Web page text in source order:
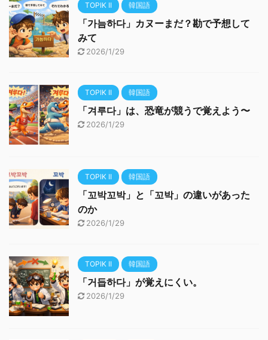
TOPIK II 韓国語
「가늠하다」カヌーまだ？勘で予想して
みて
2026/1/29
TOPIK II 韓国語
「겨루다」は、恐竜が競うで覚えよう〜
2026/1/29
TOPIK II 韓国語
「꼬박꼬박」と「꼬박」の違いがあった
のか
2026/1/29
TOPIK II 韓国語
「거듭하다」が覚えにくい。
2026/1/29